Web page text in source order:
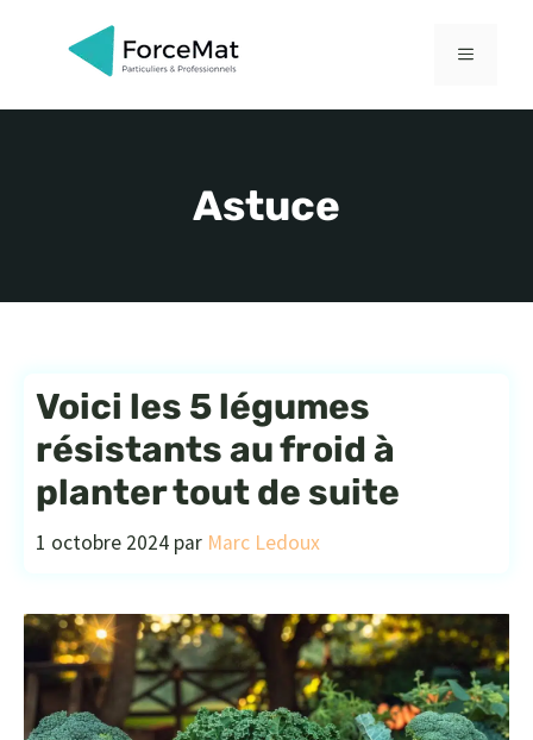
MENU
Astuce
Voici les 5 légumes
résistants au froid à
planter tout de suite
1 octobre 2024 par Marc Ledoux